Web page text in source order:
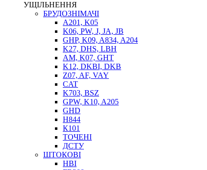
ЛЕБІДКИ
ВТУЛКИ
УЩІЛЬНЕННЯ
БРУДОЗНІМАЧІ
A201, K05
K06, PW, J, JA, JB
GHP, K09, A834, A204
K27, DHS, LBH
AM, K07, GHT
K12, DKBI, DKB
Z07, AF, VAY
CAT
K703, BSZ
GPW, K10, A205
GHD
H844
К101
ТОЧЕНІ
ДСТУ
ШТОКОВІ
HBI